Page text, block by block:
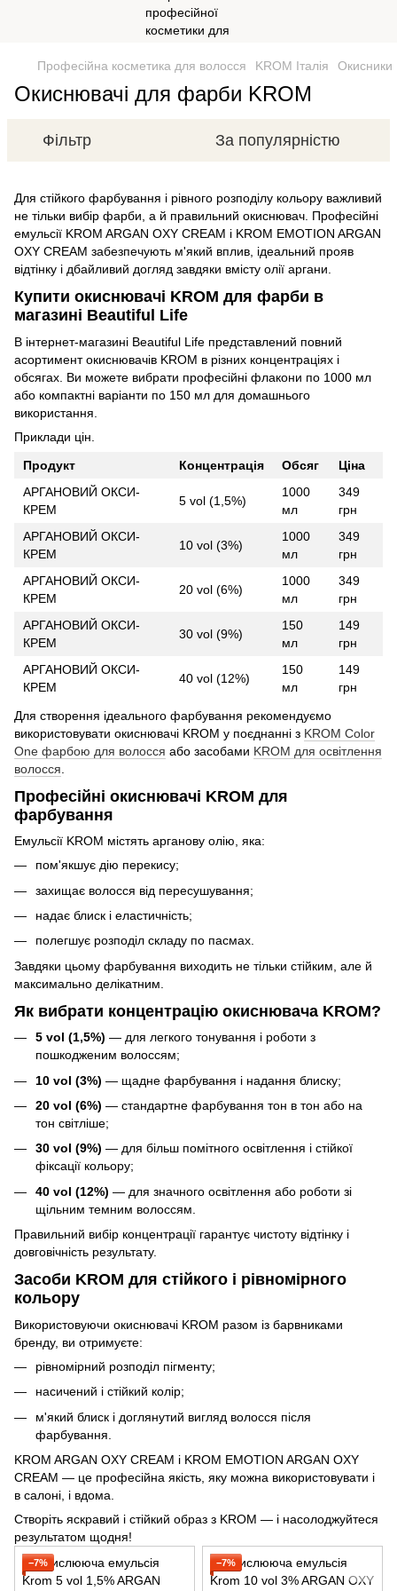
Професійна косметика для волосся KROM Італія Окисники
Окиснювачі для фарби KROM
Фільтр За популярністю
Для стійкого фарбування і рівного розподілу кольору важливий
не тільки вибір фарби, а й правильний окиснювач. Професійні
емульсії KROM ARGAN OXY CREAM і KROM EMOTION ARGAN
OXY CREAM забезпечують м'який вплив, ідеальний прояв
відтінку і дбайливий догляд завдяки вмісту олії аргани.
Купити окиснювачі KROM для фарби в
магазині Beautiful Life
В інтернет-магазині Beautiful Life представлений повний
асортимент окиснювачів KROM в різних концентраціях і
обсягах. Ви можете вибрати професійні флакони по 1000 мл
або компактні варіанти по 150 мл для домашнього
використання.
Приклади цін.
Продукт
Концентрація Обсяг
Ціна
АРГАНОВИЙ ОКСИ-
КРЕМ
5 vol (1,5%)
1000
мл
349
грн
АРГАНОВИЙ ОКСИ-
КРЕМ
10 vol (3%)
1000
мл
349
грн
АРГАНОВИЙ ОКСИ-
КРЕМ
20 vol (6%)
1000
мл
349
грн
АРГАНОВИЙ ОКСИ-
КРЕМ
30 vol (9%)
150
мл
149
грн
АРГАНОВИЙ ОКСИ-
КРЕМ
40 vol (12%)
150
мл
149
грн
Для створення ідеального фарбування рекомендуємо
використовувати окиснювачі KROM у поєднанні з KROM Color
One фарбою для волосся або засобами KROM для освітлення
волосся
Професійні окиснювачі KROM для
фарбування
Емульсії KROM містять арганову олію, яка:
пом'якшує дію перекису;
захищає волосся від пересушування;
надає блиск і еластичність;
полегшує розподіл складу по пасмах.
Завдяки цьому фарбування виходить не тільки стійким, але й
максимально делікатним.
Як вибрати концентрацію окиснювача KROM?
5 vol (1,5%) — для легкого тонування і роботи з
пошкодженим волоссям;
10 vol (3%) — щадне фарбування і надання блиску;
20 vol (6%) — стандартне фарбування тон в тон або на
тон світліше;
30 vol (9%) — для більш помітного освітлення і стійкої
фіксації кольору;
40 vol (12%) — для значного освітлення або роботи зі
щільним темним волоссям.
Правильний вибір концентрації гарантує чистоту відтінку і
довговічність результату.
Засоби KROM для стійкого і рівномірного
кольору
Використовуючи окиснювачі KROM разом із барвниками
бренду, ви отримуєте:
рівномірний розподіл пігменту;
насичений і стійкий колір;
м'який блиск і доглянутий вигляд волосся після
фарбування.
KROM ARGAN OXY CREAM і KROM EMOTION ARGAN OXY
CREAM — це професійна якість, яку можна використовувати і
в салоні, і вдома.
Створіть яскравий і стійкий образ з KROM — і насолоджуйтеся
результатом щодня!
−7% −7%